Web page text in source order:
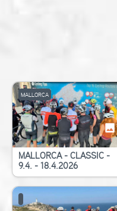
MALLORCA
MALLORCA - CLASSIC -
9.4. - 18.4.2026